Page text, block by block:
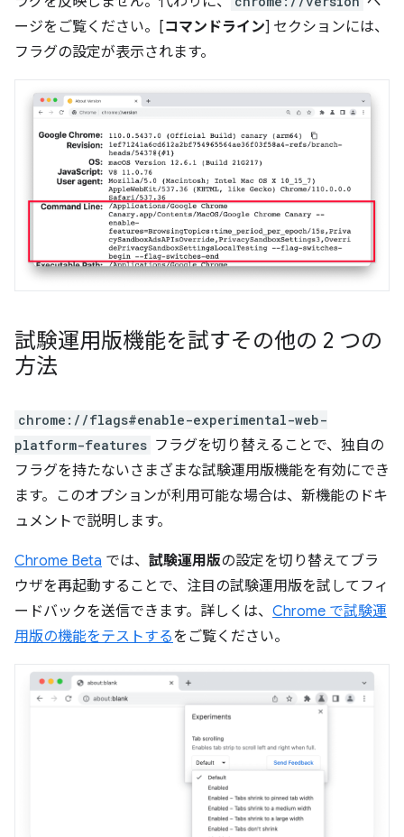
ージをご覧ください。[コマンドライン] セクションには、
フラグの設定が表示されます。
試験運用版機能を試すその他の 2 つの
方法
chrome://flags#enable-experimental-web-
platform-features フラグを切り替えることで、独自の
フラグを持たないさまざまな試験運用版機能を有効にでき
ます。このオプションが利用可能な場合は、新機能のドキ
ュメントで説明します。
Chrome Beta では、 試験運用版の設定を切り替えてブラ
ウザを再起動することで、注目の試験運用版を試してフィ
ードバックを送信できます。詳しくは、 Chrome で試験運
用版の機能をテストするをご覧ください。